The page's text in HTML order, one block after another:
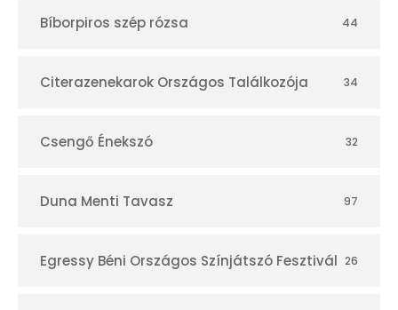
r
Bíborpiros szép rózsa 44
Citerazenekarok Országos Találkozója 34
Csengő Énekszó 32
Duna Menti Tavasz 97
Egressy Béni Országos Színjátszó Fesztivál 26